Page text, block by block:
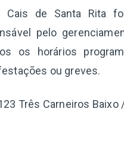
de Santa Rita
pelo
os horários
ou greves.
Três Carneiros Baixo